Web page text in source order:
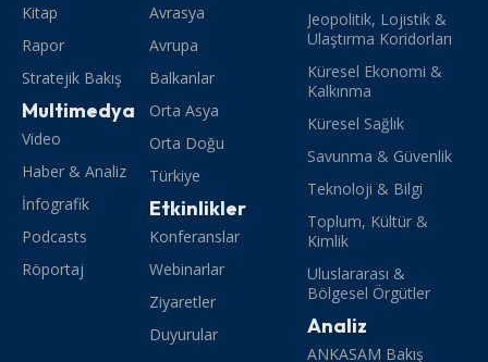
Kitap
Rapor
Stratejik Bakış
Multimedya
Video
Haber & Analiz
İnfografik
Podcasts
Röportaj
Avrasya
Avrupa
Balkanlar
Orta Asya
Orta Doğu
Türkiye
Etkinlikler
Konferanslar
Webinarlar
Ziyaretler
Duyurular
Jeopolitik, Lojistik &
Ulaştırma Koridorları
Küresel Ekonomi &
Kalkınma
Küresel Sağlık
Savunma & Güvenlik
Teknoloji & Bilgi
Toplum, Kültür &
Kimlik
Uluslararası &
Bölgesel Örgütler
Analiz
ANKASAM Bakış